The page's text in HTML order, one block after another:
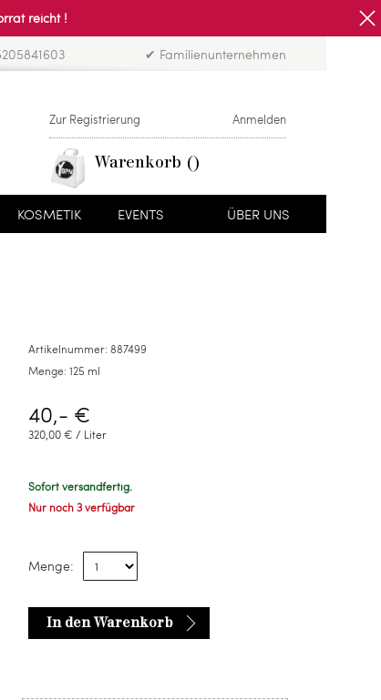
reicht !
✔ Familienunternehmen
Zur Registrierung Anmelden
Warenkorb
KOSMETIK EVENTS ÜBER UNS
Artikelnummer: 887499
Menge: 125 ml
40,- €
320,00 € / Liter
Sofort versandfertig.
Nur noch 3 verfügbar
Menge:
In den Warenkorb